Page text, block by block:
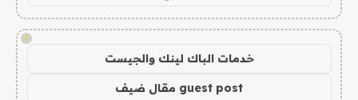
!
خدمات الباك لينك والجيست
guest post مقال ضيف